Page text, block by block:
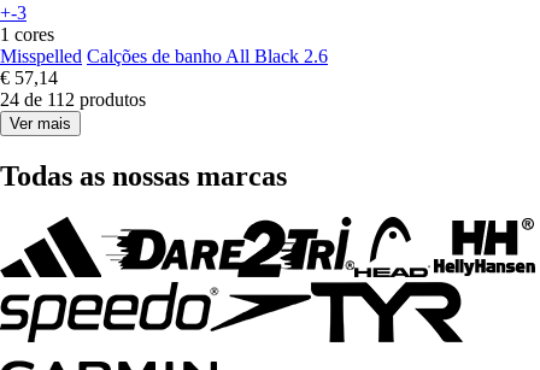
+-3
1 cores
Misspelled Calções de banho All Black 2.6
€ 57,14
24 de 112 produtos
Ver mais
Todas as nossas marcas